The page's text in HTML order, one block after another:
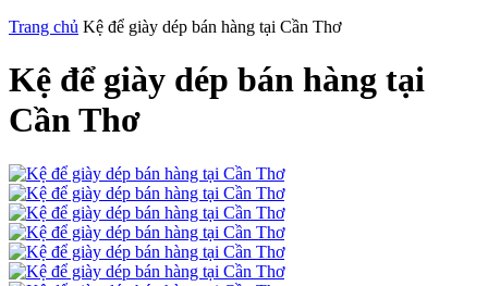
Trang chủ Kệ để giày dép bán hàng tại Cần Thơ
Kệ để giày dép bán hàng tại
Cần Thơ